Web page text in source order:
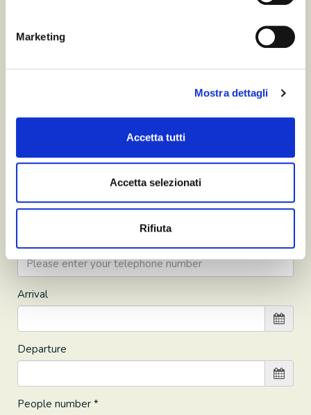
Marketing
Mostra dettagli
Accetta tutti
Accetta selezionati
Rifiuta
@
Arrival
Departure
People number *